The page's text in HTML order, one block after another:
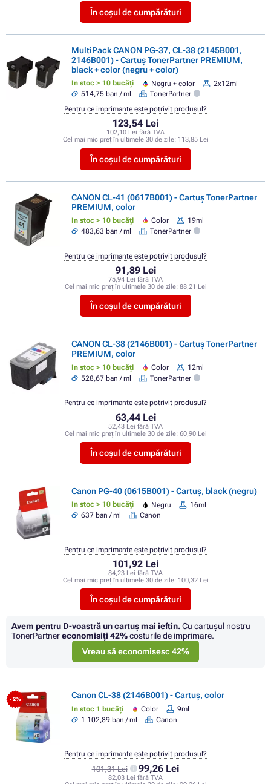
În coșul de cumpărături
MultiPack CANON PG-37, CL-38 (2145B001,
2146B001) - Cartuș TonerPartner PREMIUM,
black + color (negru + color)
In stoc > 10 bucăți Negru + color
2x12ml
514,75 ban / ml
TonerPartner
123,54 Lei
102,10 Lei fără TVA
Cel mai mic preț în ultimele 30 de zile: 113,85 Lei
În coșul de cumpărături
Pentru ce imprimante este potrivit produsul?
CANON CL-41 (0617B001) - Cartuș TonerPartner
PREMIUM, color
In stoc > 10 bucăți Color
19ml
483,63 ban / ml
TonerPartner
91,89 Lei
75,94 Lei fără TVA
Cel mai mic preț în ultimele 30 de zile: 88,21 Lei
În coșul de cumpărături
Pentru ce imprimante este potrivit produsul?
CANON CL-38 (2146B001) - Cartuș TonerPartner
PREMIUM, color
In stoc > 10 bucăți Color
12ml
528,67 ban / ml
TonerPartner
63,44 Lei
52,43 Lei fără TVA
Cel mai mic preț în ultimele 30 de zile: 60,90 Lei
În coșul de cumpărături
Pentru ce imprimante este potrivit produsul?
Canon PG-40 (0615B001) - Cartuș, black (negru)
In stoc > 10 bucăți Negru
16ml
637 ban / ml
Canon
101,92 Lei
84,23 Lei fără TVA
Cel mai mic preț în ultimele 30 de zile: 100,32 Lei
În coșul de cumpărături
Pentru ce imprimante este potrivit produsul?
Avem pentru D-voastră un cartuș mai ieftin.Cu cartuşul nostru
TonerPartnereconomisiţi 42%costurile de imprimare.
Vreau să economisesc 42%
- 2% Canon CL-38 (2146B001) - Cartuș, color
In stoc 1 bucăți Color
9ml
1 102,89 ban / ml
Canon
101,31 Lei 99,26 Lei
82,03 Lei fără TVA
Pentru ce imprimante este potrivit produsul?